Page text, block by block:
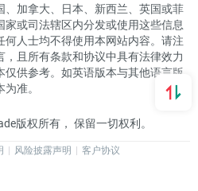
加拿大、日本、新西兰、英国或菲
或司法辖区内分发或使用这些信息
人士均不得使用本网站内容。请注
且所有条款和协议中具有法律效力
供参考。如英语版本与其他语言版
准。
版权所有， 保留一切权利。
风险披露声明 客户协议